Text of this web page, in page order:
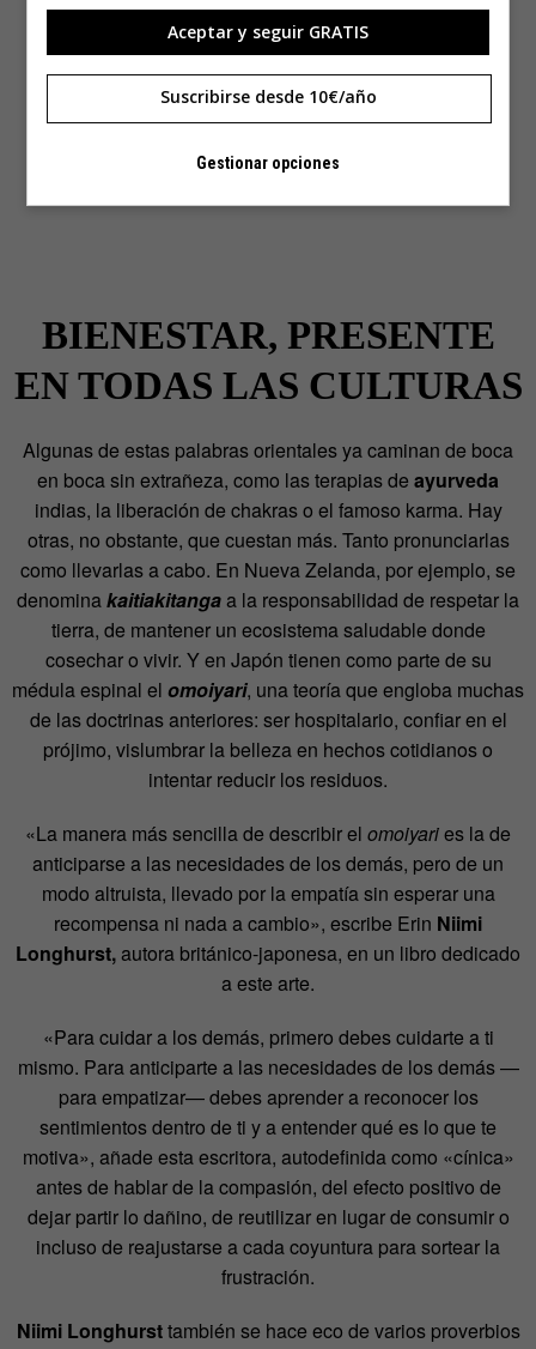
BIENESTAR, PRESENTE
EN TODAS LAS CULTURAS
Algunas de estas palabras orientales ya caminan de boca
en boca sin extrañeza, como las terapias de ayurveda
indias, la liberación de chakras o el famoso karma. Hay
otras, no obstante, que cuestan más. Tanto pronunciarlas
como llevarlas a cabo. En Nueva Zelanda, por ejemplo, se
denominakaitiakitangaa la responsabilidad de respetar la
tierra, de mantener un ecosistema saludable donde
cosechar o vivir. Y en Japón tienen como parte de su
médula espinal el omoiyari, una teoría que engloba muchas
de las doctrinas anteriores: ser hospitalario, confiar en el
prójimo, vislumbrar la belleza en hechos cotidianos o
intentar reducir los residuos.
«La manera más sencilla de describir el omoiyaries la de
anticiparse a las necesidades de los demás, pero de un
modo altruista, llevado por la empatía sin esperar una
recompensa ni nada a cambio», escribe Erin Niimi
Longhurst,autora británico-japonesa, en un libro dedicado
a este arte.
«Para cuidar a los demás, primero debes cuidarte a ti
mismo. Para anticiparte a las necesidades de los demás—
para empatizar—debes aprender a reconocer los
sentimientos dentro de ti y a entender qué es lo que te
motiva», añade esta escritora, autodefinida como «cínica»
antes de hablar de la compasión, del efecto positivo de
dejar partir lo dañino, de reutilizar en lugar de consumir o
incluso de reajustarse a cada coyuntura para sortear la
frustración.
Niimi Longhursttambién se hace eco de varios proverbios
Aceptar y seguir GRATIS
Suscribirse desde 10€/año
Gestionar opciones